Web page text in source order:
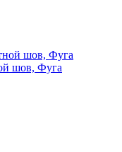
шов, Фуга